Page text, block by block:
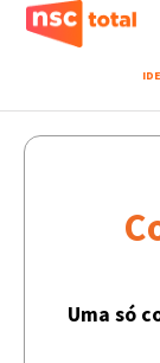
Uma só